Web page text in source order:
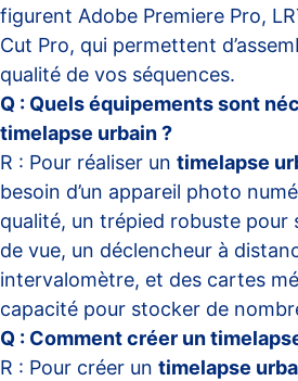
figurent Adobe Premiere Pro,
Cut Pro, qui permettent
qualité de vos séquences.
Q : Quels équipements sont
timelapse urbain ?
R : Pour réaliser un timelapse
besoin d’un appareil photo
qualité, un trépied robuste pour
de vue, un déclencheur à
intervalomètre, et des cartes
capacité pour stocker de
Q : Comment créer un
R : Pour créer un timelapse